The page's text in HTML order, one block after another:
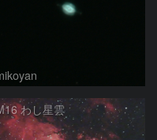
わし星雲